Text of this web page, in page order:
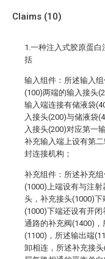
Claims (10)
1.一种注入式胶原蛋
括
输入组件：所述输入
(100)两端的输入接头
输入端连接有储液袋
入接头(200)与储液袋
入接头(200)对应第一
补充输入端上设有第
封连接机构；
补充组件：所述补充
(1000)上端设有与注
头，补充接头(1000)
(1000)下端还设有开
通路的补充阀(1400)
(1100)，所述输出端
卸相连，所述补充接